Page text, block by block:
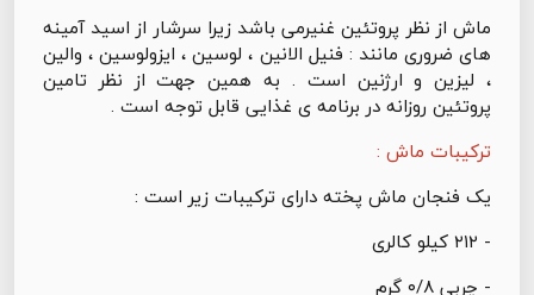
ماش از نظر پروتئین غنیرمی باشد زیرا سرشار از اسید آمینه
های ضروری مانند : فنیل الانین ، لوسین ، ایزولوسین ، والین
، لیزین و ارژنین است . به همین جهت از نظر تامین
پروتئین روزانه در برنامه ی غذایی قابل توجه است .
ترکیبات ماش :
یک فنجان ماش پخته دارای ترکیبات زیر است :
- ۲۱۲ کیلو کالری
- چربی ۰/۸ گرم